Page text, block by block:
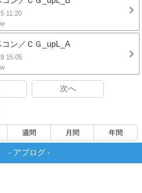
11:20
コン／ＣＧ_upL_A
15:05
次へ
週間 月間 年間
- アプログ -